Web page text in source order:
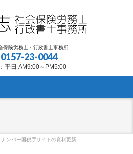
保険労務士・行政書士事務所
0157-23-0044
平日 AM9:00～PM5:00
ナンバー国税庁サイトの資料更新